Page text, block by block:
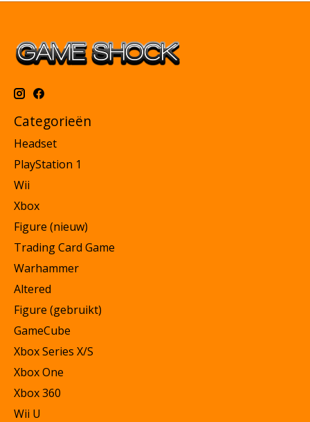
Categorieën
Headset
PlayStation 1
Wii
Xbox
Figure (nieuw)
Trading Card Game
Warhammer
Altered
Figure (gebruikt)
GameCube
Xbox Series X/S
Xbox One
Xbox 360
Wii U